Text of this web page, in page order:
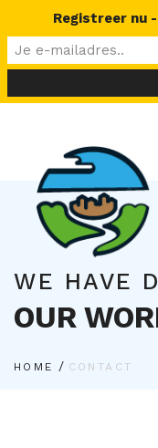
WE HAVE
OUR
HOME / CONTACT
Registreer nu